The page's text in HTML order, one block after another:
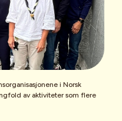
i Norsk
av aktiviteter som flere